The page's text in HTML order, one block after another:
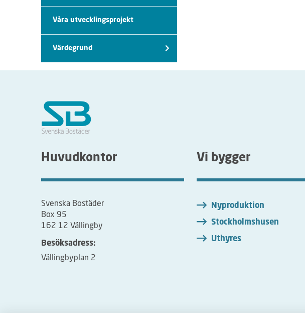
Våra utvecklingsprojekt
Värdegrund
Huvudkontor
Svenska Bostäder
Box 95
162 12 Vällingby
Besöksadress:
Vällingbyplan 2
Vi bygger
Nyproduktion
Stockholmshusen
Uthyres